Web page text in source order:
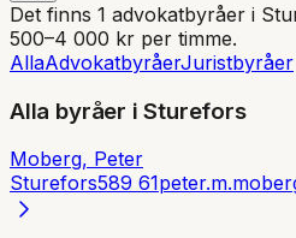
Det finns 1 advokatbyråer i
500–4 000 kr per timme.
AllaAdvokatbyråerJuristbyråer
Alla byråer iSturefors
Moberg, Peter
Sturefors589 61